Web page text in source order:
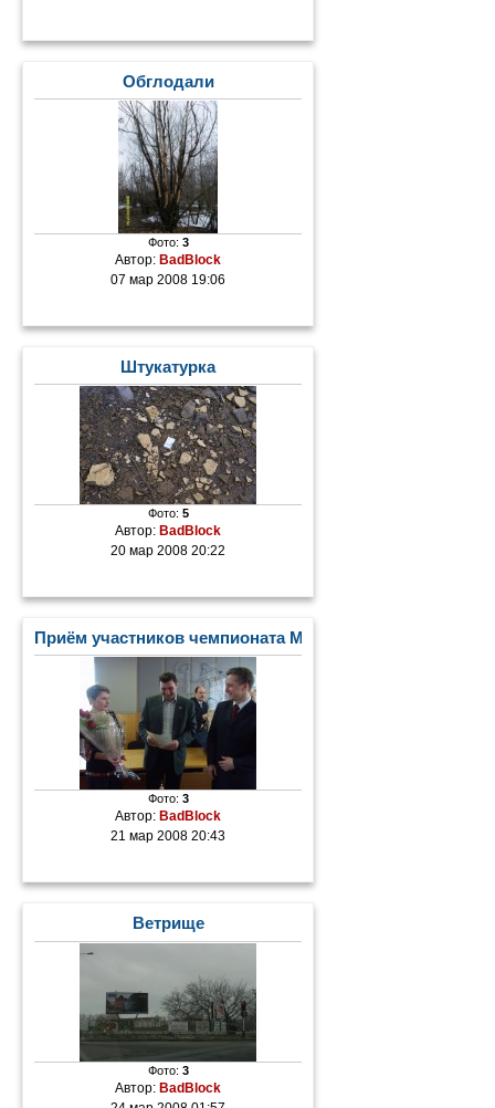
Обглодали
Фото: 3
Автор: BadBlock
07 мар 2008 19:06
Штукатурка
Фото: 5
Автор: BadBlock
20 мар 2008 20:22
Приём участников чемпионата Мира по лыжным
Фото: 3
Автор: BadBlock
21 мар 2008 20:43
Ветрище
Фото: 3
Автор:BadBlock